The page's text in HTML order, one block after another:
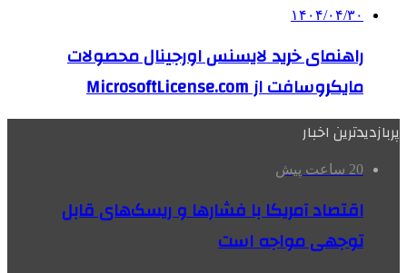
۱۴۰۴/۰۴/۳۰
راهنمای خرید لایسنس اورجینال محصولات
مایکروسافت از MicrosoftLicense.com
پربازدیدترین اخبار
20 ساعت پیش
اقتصاد آمریکا با فشارها و ریسک‌های قابل
توجهی مواجه است